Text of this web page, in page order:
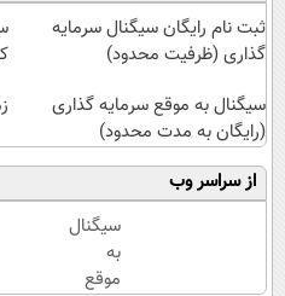
ثبت نام رایگان سیگنال سرمایه
گذاری (ظرفیت محدود)
سیگنال به موقع سرمایه گذاری
(رایگان به مدت محدود)
از سراسر وب
سیگنال
به
موقع